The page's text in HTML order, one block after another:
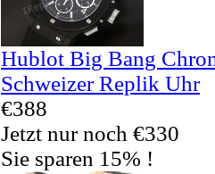
Hublot Big Bang
Schweizer Replik Uhr
€388
Jetzt nur noch €330
Sie sparen 15% !